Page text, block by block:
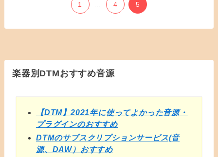
1 ... 4 5
楽器別DTMおすすめ音源
【DTM】2021年に使ってよかった音源・
プラグインのおすすめ
DTMのサブスクリプションサービス(音
源、DAW）おすすめ